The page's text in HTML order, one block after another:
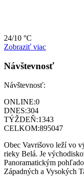
24/10 °C
Zobraziť viac
Návštevnosť
Návštevnosť:
ONLINE:0
DNES:304
TÝŽDEŇ:1343
CELKOM:895047
Obec Vavrišovo leží vo
rieky Belá. Je
Panoramatickým
Západných a Vysokých